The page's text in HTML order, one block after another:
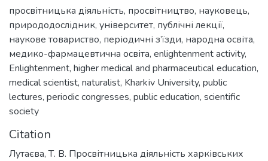
просвітницька діяльність, просвітництво, науковець,
природодослідник, університет, публічні лекції,
наукове товариство, періодичні з’їзди, народна освіта,
медико-фармацевтична освіта, enlightenment activity,
Еnlightenment, higher medical and pharmaceutical education,
medical scientist, naturalist, Kharkіv University, public
lectures, periodic congresses, public education, scientific
society
Citation
Лутаєва, Т. В. Просвітницька діяльність харківських